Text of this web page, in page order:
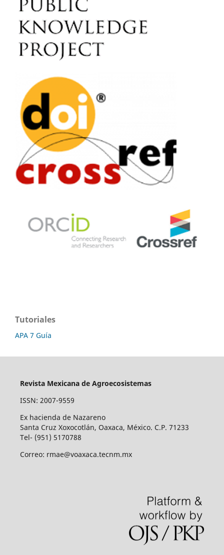
Tutoriales
APA 7 Guía
Revista Mexicana de Agroecosistemas
ISSN: 2007-9559
Ex hacienda de Nazareno
Santa Cruz Xoxocotlán, Oaxaca, México. C.P. 71233
Tel- (951) 5170788
Correo: rmae@voaxaca.tecnm.mx